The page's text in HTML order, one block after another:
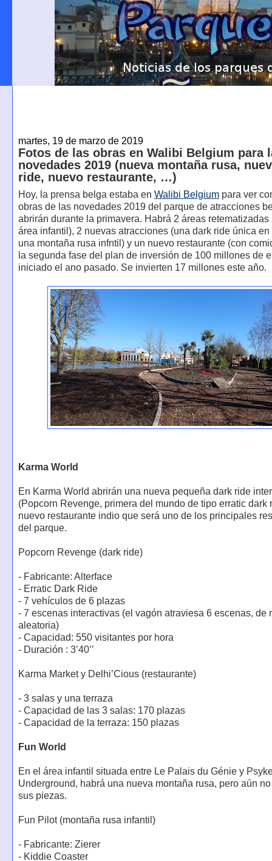
martes, 19 de marzo de 2019
Fotos de las obras en Walibi Belgium para
novedades 2019 (nueva montaña rusa,
ride, nuevo restaurante, …)
Hoy, la prensa belga estaba en Walibi Belgiumpara ver
obras de las novedades 2019 del parque de atracciones
abrirán durante la primavera. Habrá 2 áreas retematizadas
área infantil), 2 nuevas atracciones (una dark ride única
una montaña rusa infntil) y un nuevo restaurante (con
la segunda fase del plan de inversión de 100 millones de
iniciado el ano pasado. Se invierten 17 millones este año.
Karma World
En Karma World abrirán una nueva pequeña dark ride
(Popcorn Revenge, primera del mundo de tipo erratic dark
nuevo restaurante indio que será uno de los principales
del parque.
Popcorn Revenge (dark ride)
- Fabricante: Alterface
- Erratic Dark Ride
- 7 vehículos de 6 plazas
- 7 escenas interactivas (el vagón atraviesa 6 escenas, de
aleatoria)
- Capacidad: 550 visitantes por hora
- Duración : 3’40’’
Karma Market y Delhi’Cious (restaurante)
- 3 salas y una terraza
- Capacidad de las 3 salas: 170 plazas
- Capacidad de la terraza: 150 plazas
Fun World
En el área infantil situada entre Le Palais du Génie y
Underground, habrá una nueva montaña rusa, pero aún
sus piezas.
Fun Pilot (montaña rusa infantil)
- Fabricante: Zierer
- Kiddie Coaster